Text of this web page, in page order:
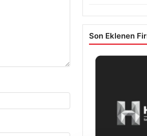
Son Eklenen